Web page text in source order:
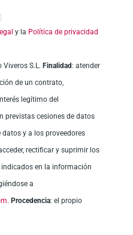
y la Política de privacidad
Viveros S.L. Finalidad: atender
de un contrato,
legítimo del
previstas cesiones de datos
y a los proveedores
rectificar y suprimir los
en la información
a
. Procedencia: el propio